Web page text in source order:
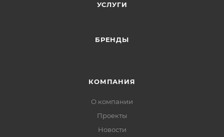
УСЛУГИ
БРЕНДЫ
КОМПАНИЯ
О компании
Проекты
Новости